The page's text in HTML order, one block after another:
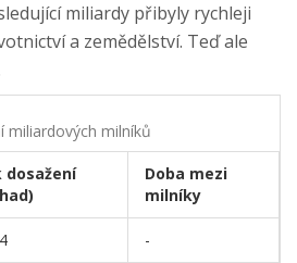
miliardy přibyly rychleji
a zemědělství. Teď ale
miliardových milníků
dosažení
Doba mezi
milníky
-